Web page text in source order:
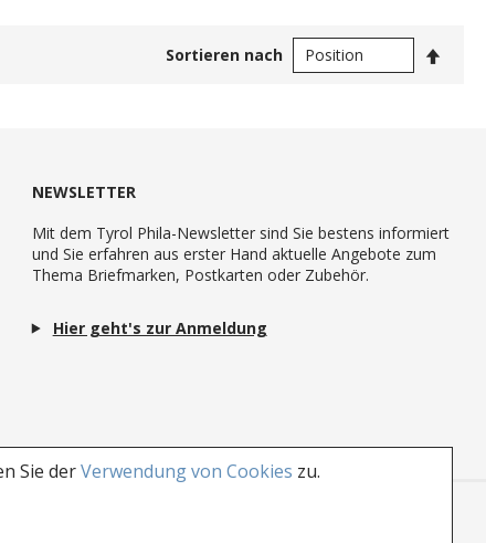
Sie derVerwendung von Cookies zu.
Sortieren nach
NEWSLETTER
Mit dem Tyrol Phila-Newsletter sind Sie bestens informiert
und Sie erfahren aus erster Hand aktuelle Angebote zum
Thema Briefmarken, Postkarten oder Zubehör.
Hier geht's zur Anmeldung